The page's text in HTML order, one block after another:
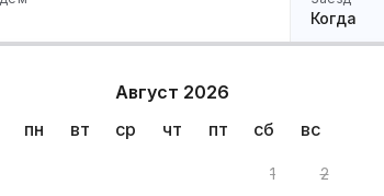
Когда
Август 2026
пн
вт ср чт пт сб вс
1 2
27 774 варианта